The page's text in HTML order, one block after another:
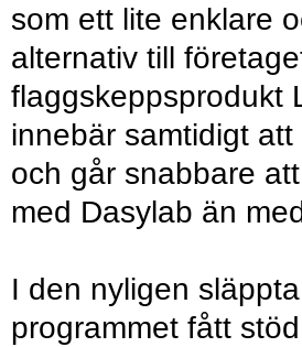
som ett lite enklare
alternativ till
flaggskeppsprodukt
innebär samtidigt
och går snabbare
med Dasylab än
I den nyligen
programmet fått